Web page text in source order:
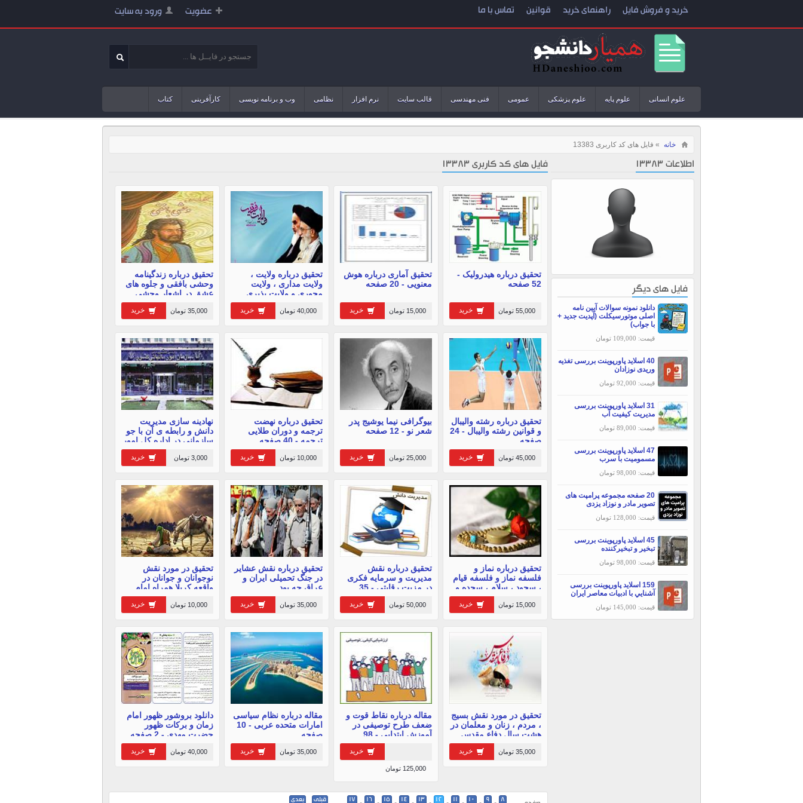
عضویت ورود به سایت خرید و فروش فایل راهنمای خرید قوانین تماس با ما
علوم انسانی علوم پایه علوم پزشکی عمومی فنی مهندسی قالب سایت نرم افزار نظامی وب و برنامه نویسی کارآفرینی کتاب
خانه » فایل های کد کاربری 13383
اطلاعات 13383
فایل های دیگر
دانلود نمونه سوالات آیین نامه
اصلی موتورسیکلت (آپدیت جدید +
با جواب)
قیمت: 109,000 تومان
40 اسلاید پاورپوینت بررسی تغذیه
وریدی نوزادان
قیمت: 92,000 تومان
31 اسلاید پاورپوینت بررسی
مديريت كيفيت آب
قیمت: 89,000 تومان
47 اسلاید پاورپوینت بررسی
مسمومیت با سرب
قیمت: 98,000 تومان
20 صفحه مجموعه پرامپت های
تصویر مادر و نوزاد یزدی
قیمت: 128,000 تومان
45 اسلاید پاورپوینت بررسی
تبخير و تبخيركننده
قیمت: 98,000 تومان
159 اسلاید پاورپوینت بررسی
آشنايي با ادبيات معاصر ايران
قیمت: 145,000 تومان
فایل های کد کاربری 13383
تحقیق درباره هیدرولیک -
52 صفحه
خرید 55,000 تومان
تحقیق آماری درباره هوش
معنویی - 20 صفحه
خرید 15,000 تومان
تحقیق درباره ولایت ،
ولایت مداری ، ولایت
محوری و ولایت پذیری
خرید 40,000 تومان
تحقیق درباره زندگینامه
وحشی بافقی و جلوه های
عشق در اشعار وحشی
خرید 35,000 تومان
تحقیق درباره رشته والیبال
و قوانین رشته والیبال - 24
صفحه
خرید 45,000 تومان
بیوگرافی نیما یوشیج پدر
شعر نو - 12 صفحه
خرید 25,000 تومان
تحقیق درباره نهضت
ترجمه و دوران طلایی
ترجمه - 40 صفحه
خرید 10,000 تومان
نهادینه سازی مدیریت
دانش و رابطه ی آن با جو
سازمانی در اداره کل امور
خرید 3,000 تومان
تحقیق درباره نماز و
فلسفه نماز و فلسفه قیام
، سجود ، سلام ، سجده و
خرید 15,000 تومان
تحقیق درباره نقش
مدیریت و سرمایه فکری
در مزیت رقابتی - 35
خرید 50,000 تومان
تحقیق درباره نقش عشایر
در جنگ تحمیلی ایران و
عراق چه بود
خرید 35,000 تومان
تحقیق در مورد نقش
نوجوانان و جوانان در
واقعه کربلا همراه امام
خرید 10,000 تومان
تحقیق در مورد نقش بسیج
، مردم ، زنان و معلمان در
هشت سال دفاع مقدس
خرید 35,000 تومان
مقاله درباره نقاط قوت و
ضعف طرح توصیفی در
آموزش ابتدایی - 98
خرید
125,000 تومان
مقاله درباره نظام سیاسی
امارات متحده عربی - 10
صفحه
خرید 35,000 تومان
دانلود بروشور ظهور امام
زمان و برکات ظهور
حضرت مهدی - 2 صفحه
خرید 40,000 تومان
8
9
10
11
12
13
14
15
16
17 قبلی بعدی